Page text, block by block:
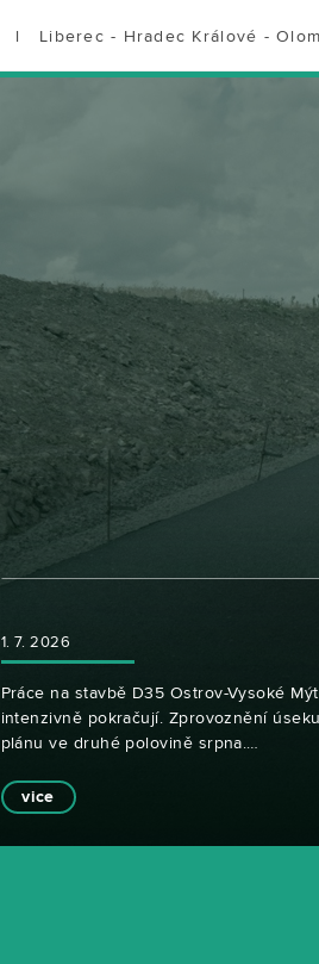
l Liberec - Hradec Králové -
1. 7. 2026
Práce na stavbě D35 Ostrov-Vysoké
intenzivně pokračují. Zprovoznění
plánu ve druhé polovině srpna.…
vice